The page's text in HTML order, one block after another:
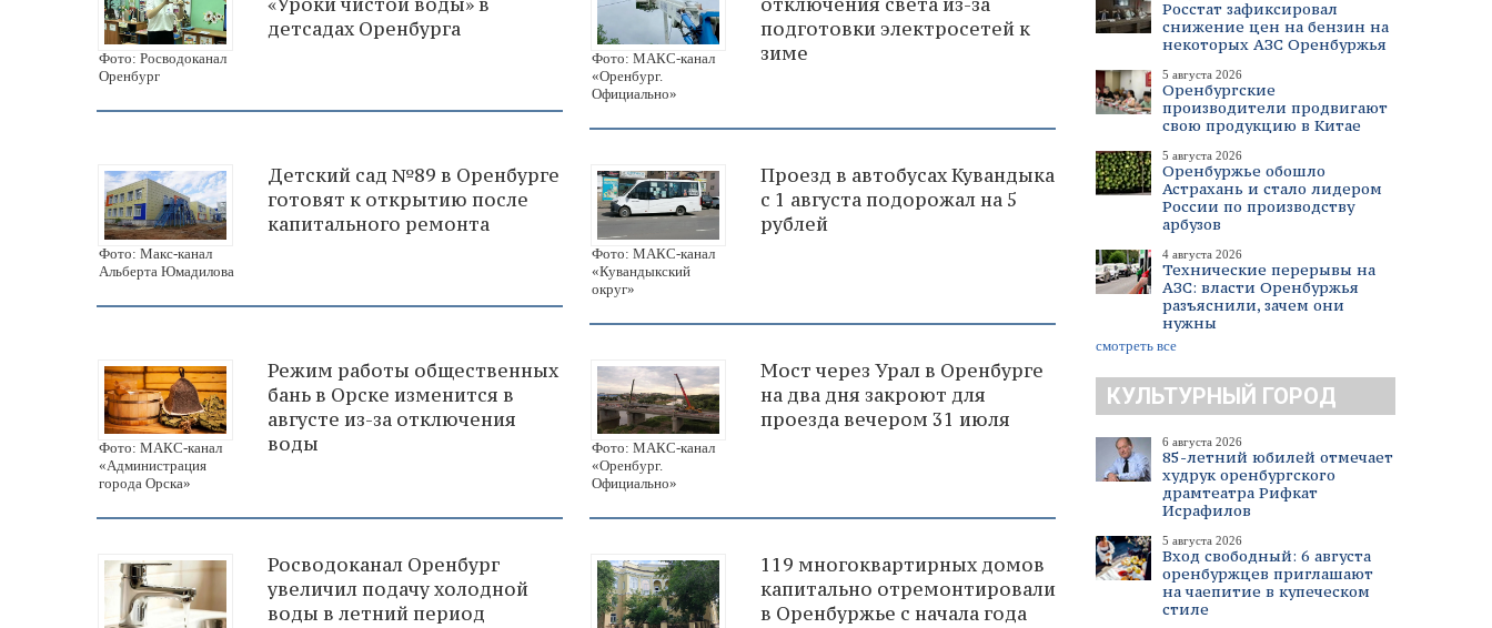
Росстат зафиксировал
снижение цен на бензин на
некоторых АЗС Оренбуржья
5 августа 2026
Оренбургские
производители продвигают
свою продукцию в Китае
5 августа 2026
Оренбуржье обошло
Астрахань и стало лидером
России по производству
арбузов
4 августа 2026
Технические перерывы на
АЗС: власти Оренбуржья
разъяснили, зачем они
нужны
смотреть все
КУЛЬТУРНЫЙ ГОРОД
6 августа 2026
85-летний юбилей отмечает
худрук оренбургского
драмтеатра Рифкат
Исрафилов
5 августа 2026
Вход свободный: 6 августа
оренбуржцев приглашают
на чаепитие в купеческом
стиле
Фото: Росводоканал
Оренбург
детсадах Оренбурга
Фото: МАКС-канал
«Оренбург.
Официально»
подготовки электросетей к
зиме
Фото: Макс-канал
Альберта Юмадилова
Детский сад №89 в Оренбурге
готовят к открытию после
капитального ремонта
Фото: МАКС-канал
«Кувандыкский
округ»
Проезд в автобусах Кувандыка
с 1 августа подорожал на 5
рублей
Фото: МАКС-канал
«Администрация
города Орска»
Режим работы общественных
бань в Орске изменится в
августе из-за отключения
воды
Фото: МАКС-канал
«Оренбург.
Официально»
Мост через Урал в Оренбурге
на два дня закроют для
проезда вечером 31 июля
Росводоканал Оренбург
увеличил подачу холодной
воды в летний период
119 многоквартирных домов
капитально отремонтировали
в Оренбуржье с начала года